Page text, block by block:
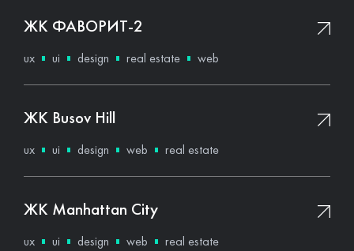
ЖК ФАВОРИТ-2
ux ui design real estate web
ЖК Busov Hill
ux ui design web real estate
ЖК Manhattan City
ux ui design web real estate